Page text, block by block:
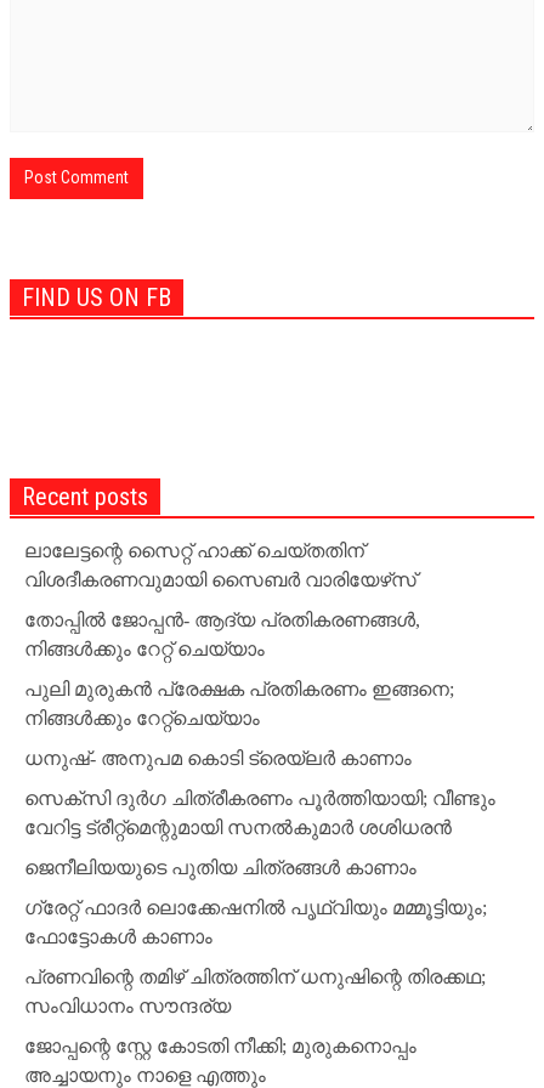
FIND US ON FB
Recent posts
ലാലേട്ടന്റെ സൈറ്റ് ഹാക്ക് ചെയ്തതിന്
വിശദീകരണവുമായി സൈബര്‍ വാരിയേഴ്‌സ്
തോപ്പില്‍ ജോപ്പന്‍- ആദ്യ പ്രതികരണങ്ങള്‍,
നിങ്ങള്‍ക്കും റേറ്റ് ചെയ്യാം
പുലി മുരുകന്‍ പ്രേക്ഷക പ്രതികരണം ഇങ്ങനെ;
നിങ്ങള്‍ക്കും റേറ്റ്‌ചെയ്യാം
ധനുഷ്- അനുപമ കൊടി ട്രെയ്‌ലര്‍ കാണാം
സെക്‌സി ദുര്‍ഗ ചിത്രീകരണം പൂര്‍ത്തിയായി; വീണ്ടും
വേറിട്ട ട്രീറ്റ്‌മെന്റുമായി സനല്‍കുമാര്‍ ശശിധരന്‍
ജെനീലിയയുടെ പുതിയ ചിത്രങ്ങള്‍ കാണാം
ഗ്രേറ്റ് ഫാദര്‍ ലൊക്കേഷനില്‍ പൃഥ്വിയും മമ്മൂട്ടിയും;
ഫോട്ടോകള്‍ കാണാം
പ്രണവിന്റെ തമിഴ് ചിത്രത്തിന് ധനുഷിന്റെ തിരക്കഥ;
സംവിധാനം സൗന്ദര്യ
ജോപ്പന്റെ സ്റ്റേ കോടതി നീക്കി; മുരുകനൊപ്പം
അച്ചായനും നാളെ എത്തും